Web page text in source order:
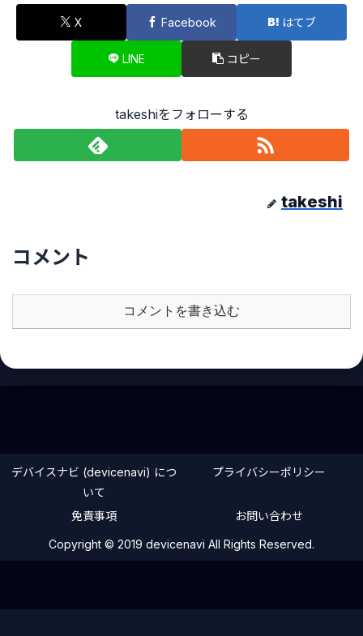
X Facebook はてブ
LINE コピー
takeshiをフォローする
takeshi
コメント
コメントを書き込む
デバイスナビ (devicenavi) につ
いて
プライバシーポリシー
免責事項 お問い合わせ
Copyright © 2019 devicenavi All Rights Reserved.